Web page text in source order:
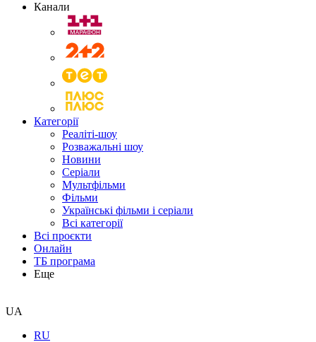
Канали
Категорії
Реаліті-шоу
Розважальні шоу
Новини
Серіали
Мультфільми
Фільми
Українські фільми і серіали
Всі категорії
Всі проєкти
Онлайн
ТБ програма
Еще
UA
RU